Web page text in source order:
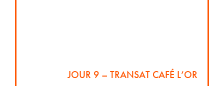
JOUR 9 – TRANSAT CAFÉ L’OR